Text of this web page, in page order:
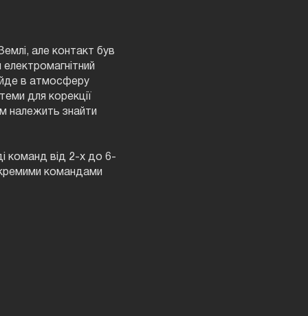
але контакт був
в атмосферу
для корекції
належить знайти
команд від 2-х до 6-
командами